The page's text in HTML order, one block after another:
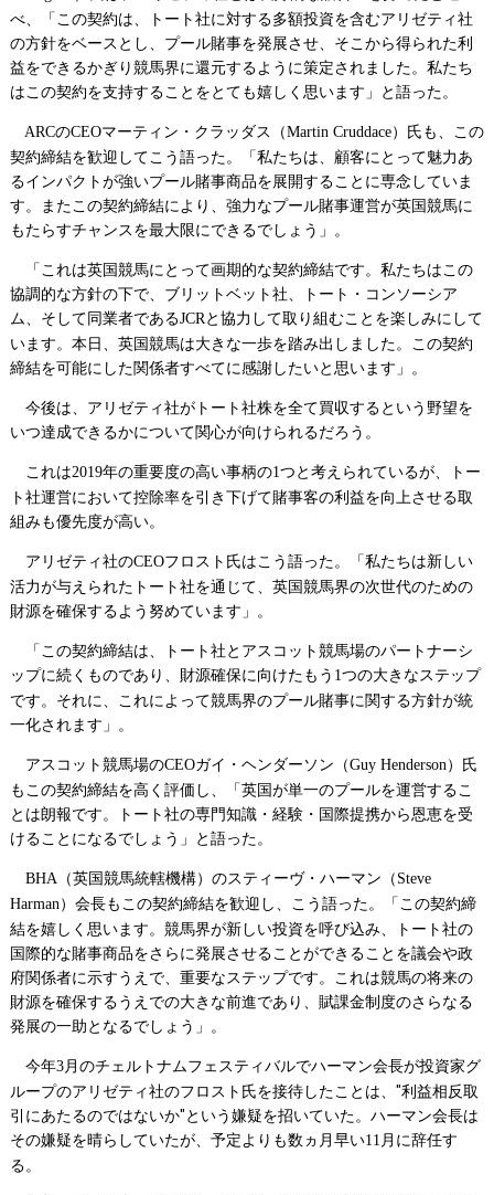
べ、「この契約は、トート社に対する多額投資を含むアリゼティ社
の方針をベースとし、プール賭事を発展させ、そこから得られた利
益をできるかぎり競馬界に還元するように策定されました。私たち
はこの契約を支持することをとても嬉しく思います」と語った。
ARCのCEOマーティン・クラッダス（Martin Cruddace）氏も、この
契約締結を歓迎してこう語った。「私たちは、顧客にとって魅力あ
るインパクトが強いプール賭事商品を展開することに専念していま
す。またこの契約締結により、強力なプール賭事運営が英国競馬に
もたらすチャンスを最大限にできるでしょう」。
「これは英国競馬にとって画期的な契約締結です。私たちはこの
協調的な方針の下で、ブリットベット社、トート・コンソーシア
ム、そして同業者であるJCRと協力して取り組むことを楽しみにして
います。本日、英国競馬は大きな一歩を踏み出しました。この契約
締結を可能にした関係者すべてに感謝したいと思います」。
今後は、アリゼティ社がトート社株を全て買収するという野望を
いつ達成できるかについて関心が向けられるだろう。
これは2019年の重要度の高い事柄の1つと考えられているが、トー
ト社運営において控除率を引き下げて賭事客の利益を向上させる取
組みも優先度が高い。
アリゼティ社のCEOフロスト氏はこう語った。「私たちは新しい
活力が与えられたトート社を通じて、英国競馬界の次世代のための
財源を確保するよう努めています」。
「この契約締結は、トート社とアスコット競馬場のパートナーシ
ップに続くものであり、財源確保に向けたもう 1つの大きなステップ
です。それに、これによって競馬界のプール賭事に関する方針が統
一化されます」。
アスコット競馬場のCEOガイ・ヘンダーソン（Guy Henderson）氏
もこの契約締結を高く評価し、「英国が単一のプールを運営するこ
とは朗報です。トート社の専門知識・経験・国際提携から恩恵を受
けることになるでしょう」と語った。
BHA（英国競馬統轄機構）のスティーヴ・ハーマン（ Steve
Harman）会長もこの契約締結を歓迎し、こう語った。「この契約締
結を嬉しく思います。競馬界が新しい投資を呼び込み、トート社の
国際的な賭事商品をさらに発展させることができることを議会や政
府関係者に示すうえで、重要なステップです。これは競馬の将来の
財源を確保するうえでの大きな前進であり、賦課金制度のさらなる
発展の一助となるでしょう」。
今年3月のチェルトナムフェスティバルでハーマン会長が投資家グ
ループのアリゼティ社のフロスト氏を接待したことは、"利益相反取
引にあたるのではないか"という嫌疑を招いていた。ハーマン会長は
その嫌疑を晴らしていたが、予定よりも数ヵ月早い11 月に辞任す
る。